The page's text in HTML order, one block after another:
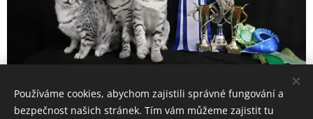
Používáme cookies, abychom zajistili správné fungování a
bezpečnost našich stránek. Tím vám můžeme zajistit tu